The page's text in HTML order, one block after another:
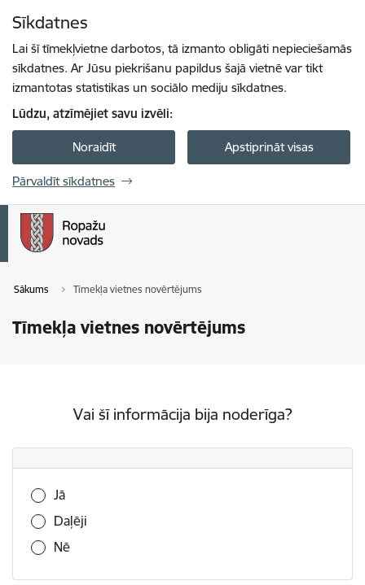
Sīkdatnes
Lai šī tīmekļvietne darbotos, tā izmanto obligāti nepieciešamās
sīkdatnes. Ar Jūsu piekrišanu papildus šajā vietnē var tikt
izmantotas statistikas un sociālo mediju sīkdatnes.
Lūdzu, atzīmējiet savu izvēli:
Noraidīt Apstiprināt visas
Pārvaldīt sīkdatnes
Sākums Tīmekļa vietnes novērtējums
Tīmekļa vietnes novērtējums
Vai šī informācija bija noderīga?
Vai šī informācija bija noderīga?
Jā
Daļēji
Nē